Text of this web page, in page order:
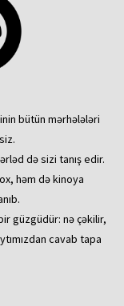
bütün mərhələləri
də sizi tanış edir.
həm də kinoya
güzgüdür: nə çəkilir,
cavab tapa